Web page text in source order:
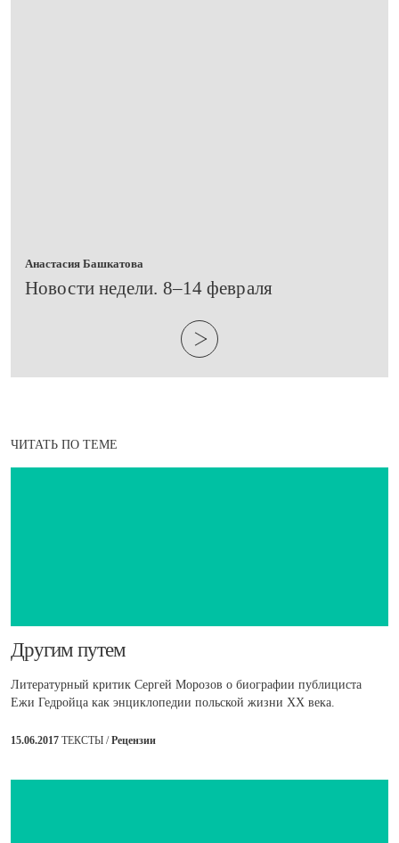
Анастасия Башкатова
​Новости недели. 8–14 февраля
ЧИТАТЬ ПО ТЕМЕ
Другим путем
Литературный критик Сергей Морозов о биографии публициста
Ежи Гедройца как энциклопедии польской жизни XX века.
15.06.2017 ТЕКСТЫ /Рецензии